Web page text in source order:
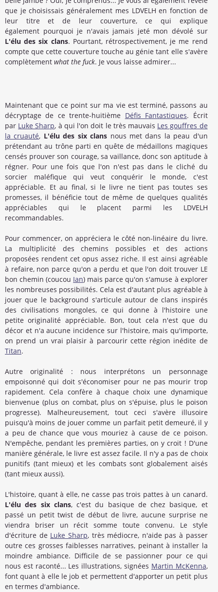
que je choisissais généralement mes LDVELH en fonction de
leur titre et de leur couverture, ce qui explique
également pourquoi je n'avais jamais jeté mon dévolé sur
L'élu des six clans. Pourtant, rétrospectivement, je me rend
compte que cette couverture touche au génie tant elle s'avère
complètement what the fuck. Je vous laisse admirer...
Maintenant que ce point sur ma vie est terminé, passons au
décryptage de ce trente-huitième Défis Fantastiques. Écrit
par Luke Sharp, à qui l'on doit le très mauvais Les gouffres de
la cruauté, L'élu des six clans nous met dans la peau d'un
prétendant au trône parti en quête de médaillons magiques
censés prouver son courage, sa vaillance, donc son aptitude à
régner. Pour une fois que l'on n'est pas dans le cliché du
sorcier maléfique qui veut conquérir le monde, c'est
appréciable. Et au final, si le livre ne tient pas toutes ses
promesses, il bénéficie tout de même de quelques qualités
appréciables qui le placent parmi les LDVELH
recommandables.
Pour commencer, on appréciera le côté non-linéaire du livre.
La multiplicité des chemins possibles et des actions
proposées rendent cet opus assez riche. Il est ainsi agréable
à refaire, non parce qu'on a perdu et que l'on doit trouver LE
bon chemin (coucou Ian) mais parce qu'on s'amuse à explorer
les nombreuses possibilités. Cela est d'autant plus agréable à
jouer que le background s'articule autour de clans inspirés
des civilisations mongoles, ce qui donne à l'histoire une
petite originalité appréciable. Bon, tout cela n'est que du
décor et n'a aucune incidence sur l'histoire, mais qu'importe,
on prend un vrai plaisir à parcourir cette région inédite de
Titan.
Autre originalité : nous interprétons un personnage
empoisonné qui doit s'économiser pour ne pas mourir trop
rapidement. Cela confère à chaque choix une dynamique
bienvenue (plus on combat, plus on s'épuise, plus le poison
progresse). Malheureusement, tout ceci s'avère illusoire
puisqu'à moins de jouer comme un parfait petit demeuré, il y
a peu de chance que vous mouriez à cause de ce poison.
N'empêche, pendant les premières parties, on y croit ! D'une
manière générale, le livre est assez facile. Il n'y a pas de choix
punitifs (tant mieux) et les combats sont globalement aisés
(tant mieux aussi).
L'histoire, quant à elle, ne casse pas trois pattes à un canard.
L'élu des six clans, c'est du basique de chez basique, et
passé un petit twist de début de livre, aucune surprise ne
viendra briser un récit somme toute convenu. Le style
d'écriture de Luke Sharp, très médiocre, n'aide pas à passer
outre ces grosses faiblesses narratives, peinant à installer la
moindre ambiance. Difficile de se passionner pour ce qui
nous est raconté... Les illustrations, signées Martin McKenna,
font quant à elle le job et permettent d'apporter un petit plus
en termes d'ambiance.